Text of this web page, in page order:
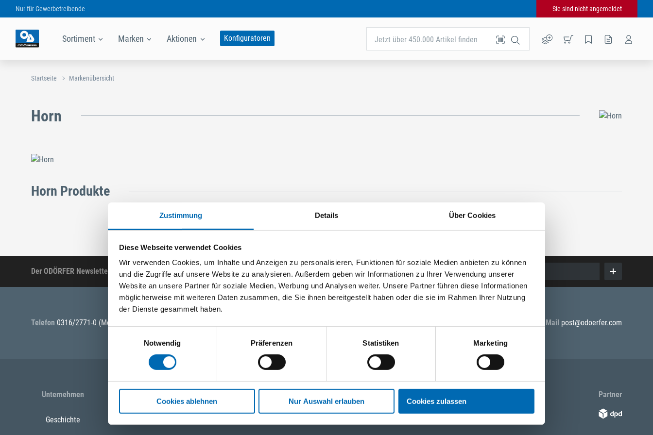
Zustimmung Details Über Cookies
Diese Webseite verwendet Cookies
Wir verwenden Cookies, um Inhalte und Anzeigen zu personalisieren, Funktionen für soziale Medien anbieten zu können
und die Zugriffe auf unsere Website zu analysieren. Außerdem geben wir Informationen zu Ihrer Verwendung unserer
Website an unsere Partner für soziale Medien, Werbung und Analysen weiter. Unsere Partner führen diese Informationen
möglicherweise mit weiteren Daten zusammen, die Sie ihnen bereitgestellt haben oder die sie im Rahmen Ihrer Nutzung
der Dienste gesammelt haben.
Notwendig
Präferenzen Statistiken Marketing
Cookies ablehnen Nur Auswahl erlauben Cookies zulassen
Nur fürGewerbetreibende Sie sind nicht angemeldet
Sortiment Marken Aktionen Konfiguratoren Jetzt über 450.000 Artikel finden
Startseite Markenübersicht
Horn
Horn Produkte
Der ODÖRFER Newsletter Produktneuheiten, Aktionen und Anwendungen. Bleiben Sie über Ihre Themen informiert! E-Mail eingeben
Telefon 0316/2771-0 (Mo - Do: 07:30 - 17:00 Uhr Fr: 07:30 - 13:00 Uhr) E-Mail post@odoerfer.com
Unternehmen
Geschichte
Partner